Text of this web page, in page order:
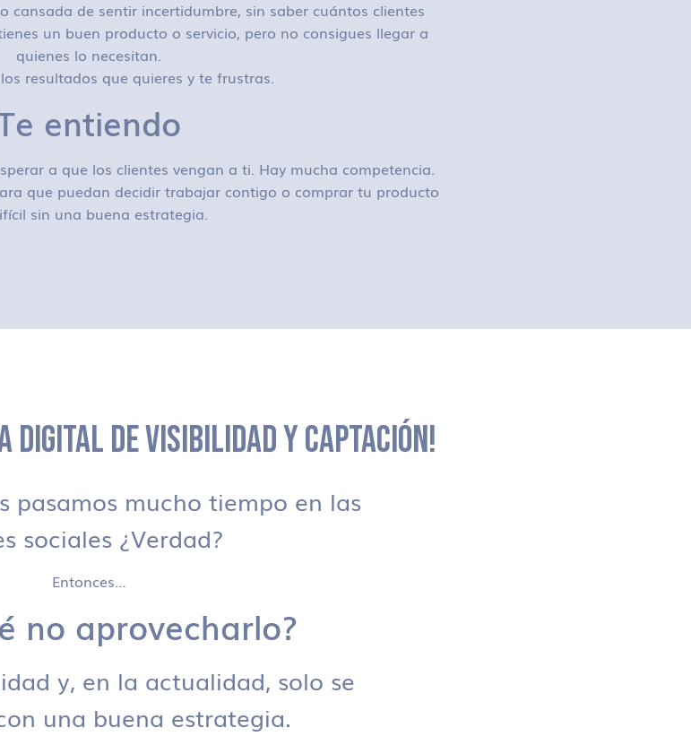
cansada de sentir incertidumbre, sin saber cuántos clientes
un buen producto o servicio, pero no consigues llegar a
quienes lo necesitan.
resultados que quieres y te frustras.
entiendo
a que los clientes vengan a ti. Hay mucha competencia.
que puedan decidir trabajar contigo o comprar tu producto
sin una buena estrategia.
DIGITAL DE VISIBILIDAD Y CAPTACIÓN!
pasamos mucho tiempo en las
sociales ¿Verdad?
Entonces…
no aprovecharlo?
y, en la actualidad, solo se
una buena estrategia.